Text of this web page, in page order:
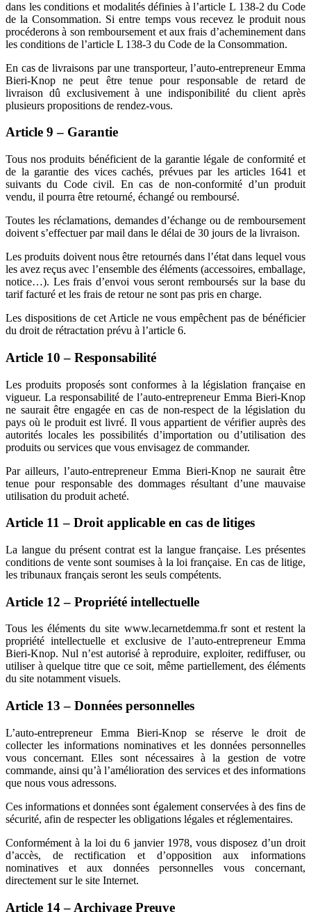
dans les conditions et modalités définies à l’article L 138-2 du Code
de la Consommation. Si entre temps vous recevez le produit nous
procéderons à son remboursement et aux frais d’acheminement dans
les conditions de l’article L 138-3 du Code de la Consommation.
En cas de livraisons par une transporteur, l’auto-entrepreneur Emma
Bieri-Knop ne peut être tenue pour responsable de retard de
livraison dû exclusivement à une indisponibilité du client après
plusieurs propositions de rendez-vous.
Article 9 – Garantie
Tous nos produits bénéficient de la garantie légale de conformité et
de la garantie des vices cachés, prévues par les articles 1641 et
suivants du Code civil. En cas de non-conformité d’un produit
vendu, il pourra être retourné, échangé ou remboursé.
Toutes les réclamations, demandes d’échange ou de remboursement
doivent s’effectuer par mail dans le délai de 30 jours de la livraison.
Les produits doivent nous être retournés dans l’état dans lequel vous
les avez reçus avec l’ensemble des éléments (accessoires, emballage,
notice…). Les frais d’envoi vous seront remboursés sur la base du
tarif facturé et les frais de retour ne sont pas pris en charge.
Les dispositions de cet Article ne vous empêchent pas de bénéficier
du droit de rétractation prévu à l’article 6.
Article 10 – Responsabilité
Les produits proposés sont conformes à la législation française en
vigueur. La responsabilité de l’auto-entrepreneur Emma Bieri-Knop
ne saurait être engagée en cas de non-respect de la législation du
pays où le produit est livré. Il vous appartient de vérifier auprès des
autorités locales les possibilités d’importation ou d’utilisation des
produits ou services que vous envisagez de commander.
Par ailleurs, l’auto-entrepreneur Emma Bieri-Knop ne saurait être
tenue pour responsable des dommages résultant d’une mauvaise
utilisation du produit acheté.
Article 11 – Droit applicable en cas de litiges
La langue du présent contrat est la langue française. Les présentes
conditions de vente sont soumises à la loi française. En cas de litige,
les tribunaux français seront les seuls compétents.
Article 12 – Propriété intellectuelle
Tous les éléments du site www.lecarnetdemma.fr sont et restent la
propriété intellectuelle et exclusive de l’auto-entrepreneur Emma
Bieri-Knop. Nul n’est autorisé à reproduire, exploiter, rediffuser, ou
utiliser à quelque titre que ce soit, même partiellement, des éléments
du site notamment visuels.
Article 13 – Données personnelles
L’auto-entrepreneur Emma Bieri-Knop se réserve le droit de
collecter les informations nominatives et les données personnelles
vous concernant. Elles sont nécessaires à la gestion de votre
commande, ainsi qu’à l’amélioration des services et des informations
que nous vous adressons.
Ces informations et données sont également conservées à des fins de
sécurité, afin de respecter les obligations légales et réglementaires.
Conformément à la loi du 6 janvier 1978, vous disposez d’un droit
d’accès, de rectification et d’opposition aux informations
nominatives et aux données personnelles vous concernant,
directement sur le site Internet.
Article 14 – Archivage Preuve